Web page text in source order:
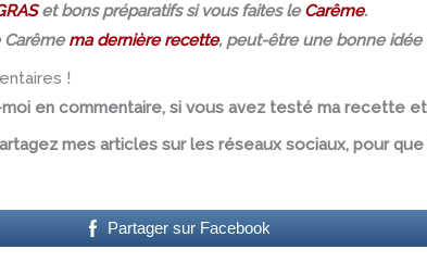
et bons préparatifs si vous faites le Carême.
Carême ma dernière recette, peut-être une bonne idée
!
en commentaire, si vous avez testé ma recette
mes articles sur les réseaux sociaux, pour
Partager sur Facebook